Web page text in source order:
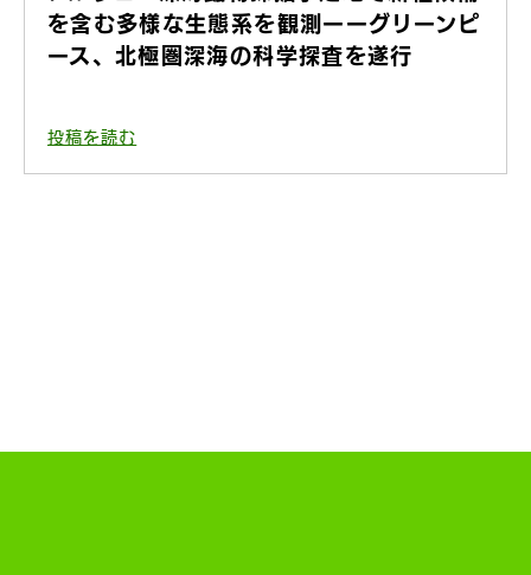
を含む多様な生態系を観測ーーグリーンピ
ース、北極圏深海の科学探査を遂行
投稿を読む